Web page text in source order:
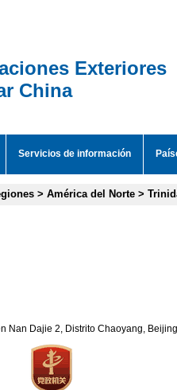
Exteriores
China
Servicios de información
> América del Norte >
Nan Dajie 2, Distrito Chaoyang,